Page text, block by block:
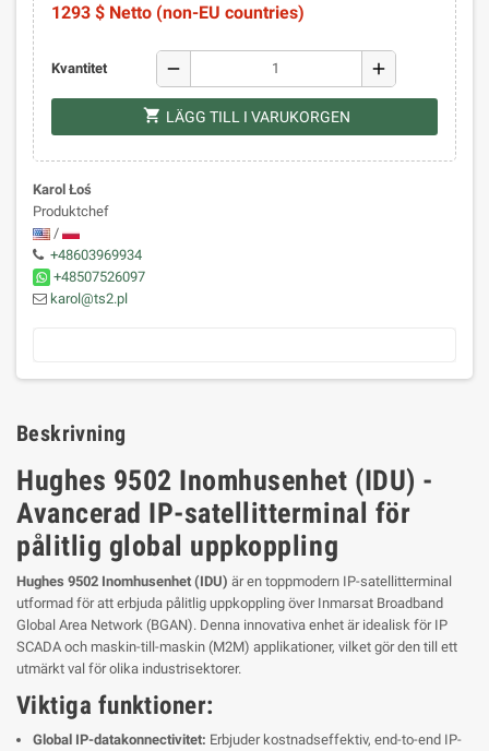
1293 $ Netto (non-EU countries)
Kvantitet remove add
shopping_cart LÄGG TILL I VARUKORGEN
Karol Łoś
Produktchef
/
+48603969934
+48507526097
karol@ts2.pl
Beskrivning
Hughes 9502 Inomhusenhet (IDU) -
Avancerad IP-satellitterminal för
pålitlig global uppkoppling
Hughes 9502 Inomhusenhet (IDU) är en toppmodern IP-satellitterminal
utformad för att erbjuda pålitlig uppkoppling över Inmarsat Broadband
Global Area Network (BGAN). Denna innovativa enhet är idealisk för IP
SCADA och maskin-till-maskin (M2M) applikationer, vilket gör den till ett
utmärkt val för olika industrisektorer.
Viktiga funktioner:
Global IP-datakonnectivitet: Erbjuder kostnadseffektiv, end-to-end IP-